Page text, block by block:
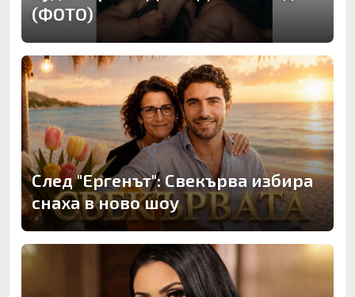
(ФОТО)
След "Ергенът": Свекърва избира
снаха в ново шоу